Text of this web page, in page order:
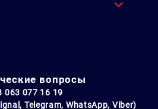
вопросы
063 077 16 19
Telegram, WhatsApp, Viber)